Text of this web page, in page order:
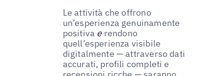
Le attività che offrono
un’esperienza genuinamente
positiva erendono
quell’esperienza visibile
digitalmente — attraverso dati
accurati, profili completi e